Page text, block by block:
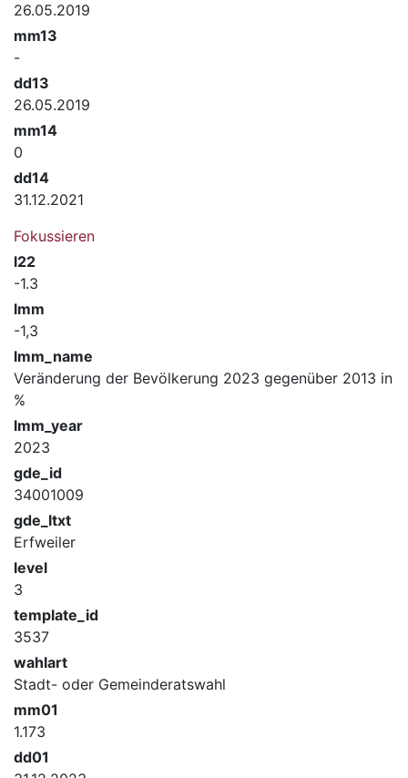
26.05.2019
mm13
-
dd13
26.05.2019
mm14
0
dd14
31.12.2021
Fokussieren
l22
-1.3
lmm
-1,3
lmm_name
Veränderung der Bevölkerung 2023 gegenüber 2013 in
%
lmm_year
2023
gde_id
34001009
gde_ltxt
Erfweiler
level
3
template_id
3537
wahlart
Stadt- oder Gemeinderatswahl
mm01
1.173
dd01